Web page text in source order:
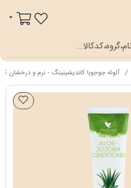
سبد خرید
آلوئه جوجوبا کاندیشینینگ - نرم و درخشان